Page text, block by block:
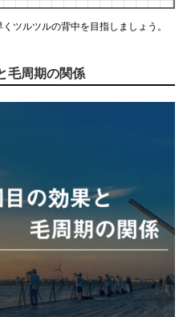
ツルツルの背中を目指しましょう。
毛周期の関係